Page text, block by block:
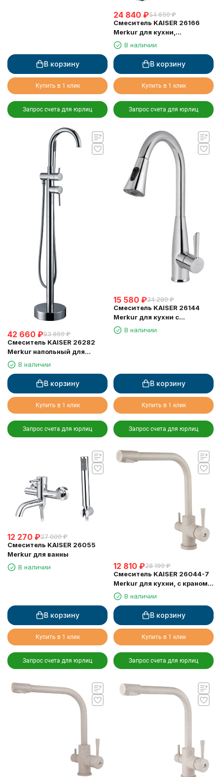
В корзину
Купить в 1 клик
Запрос счета для юрлиц
24 840 ₽54 650 ₽
Смеситель KAISER 26166
Merkur для кухни,
поворотный, выдвижной
(шланг 0013)
В наличии
В корзину
Купить в 1 клик
Запрос счета для юрлиц
42 660 ₽93 860 ₽
Смеситель KAISER 26282
Merkur напольный для
ванны, Хром
В наличии
В корзину
Купить в 1 клик
Запрос счета для юрлиц
15 580 ₽34 280 ₽
Смеситель KAISER 26144
Merkur для кухни с
выдвижной лейкой
В наличии
В корзину
Купить в 1 клик
Запрос счета для юрлиц
12 270 ₽27 000 ₽
Смеситель KAISER 26055
Merkur для ванны
В наличии
В корзину
Купить в 1 клик
Запрос счета для юрлиц
12 810 ₽28 190 ₽
Смеситель KAISER 26044-7
Merkur для кухни, с краном
для питьевой воды,
бежевый мрамор
В наличии
В корзину
Купить в 1 клик
Запрос счета для юрлиц